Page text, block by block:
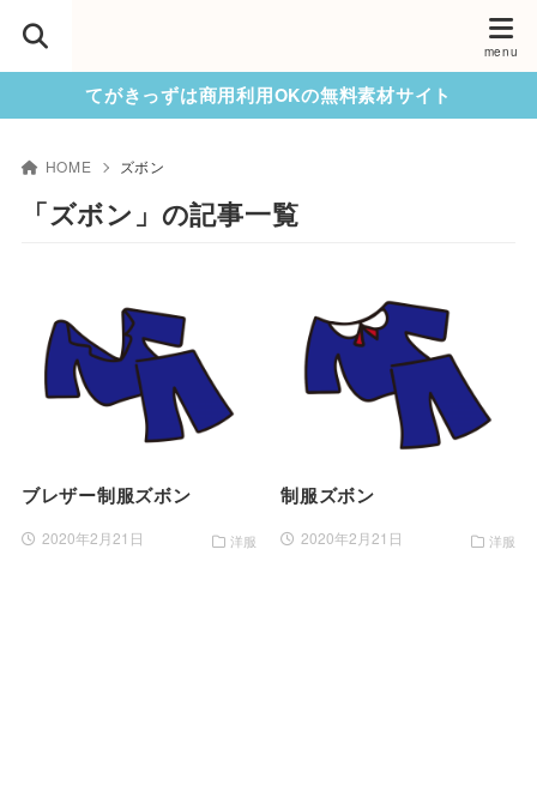
てがきっずは商用利用OKの無料素材サイト
HOME ズボン
「ズボン」の記事一覧
ブレザー制服ズボン
2020年2月21日 洋服
制服ズボン
2020年2月21日 洋服